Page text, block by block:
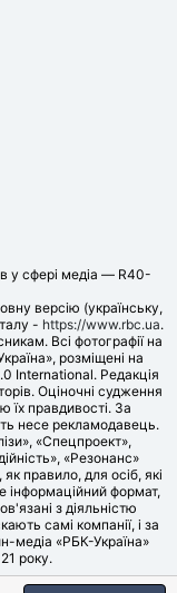
у сфері медіа — R40-
версію (українську,
- https://www.rbc.ua.
Всі фотографії на
розміщені на
International. Редакція
Оціночні судження
їх правдивості. За
несе рекламодавець.
«Спецпроект»,
«Резонанс»
правило, для осіб, які
інформаційний формат,
з діяльністю
самі компанії, і за
медіа «РБК-Україна»
року.